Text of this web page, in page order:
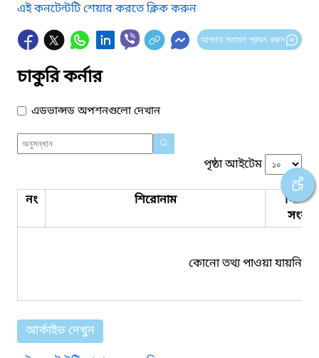
এই কনটেন্টটি শেয়ার করতে ক্লিক করুন
আপনার মতামত প্রদান করুন
চাকুরি কর্নার
এডভান্সড অপশনগুলো দেখান
পৃষ্ঠা আইটেম
নং শিরোনাম
কোনো তথ্য পাওয়া যায়নি।
আর্কাইভ দেখুন